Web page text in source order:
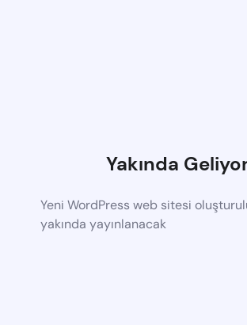
Yakında
Yeni WordPress web sitesi
yakında yayınlanacak